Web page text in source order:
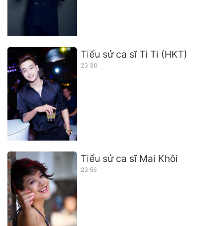
Tiểu sử ca sĩ Ti Ti (HKT)
23:30
Tiểu sử ca sĩ Mai Khôi
23:56